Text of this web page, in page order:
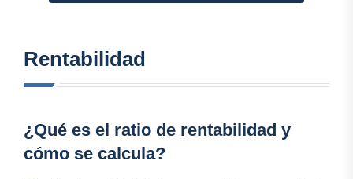
Rentabilidad
¿Qué es el ratio de rentabilidad y
cómo se calcula?